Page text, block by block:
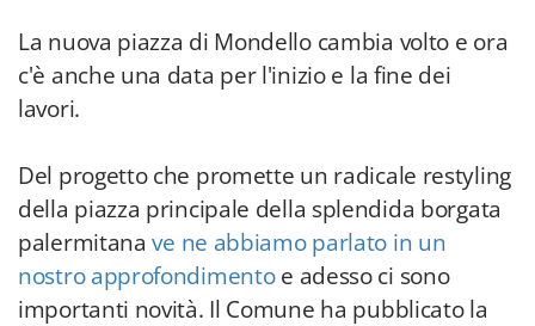
La nuova piazza di Mondello cambia volto e ora
c'è anche una data per l'inizio e la fine dei
lavori.
Del progetto che promette un radicale restyling
della piazza principale della splendida borgata
palermitanave ne abbiamo parlato in un
nostro approfondimentoe adesso ci sono
importanti novità. Il Comune ha pubblicato la